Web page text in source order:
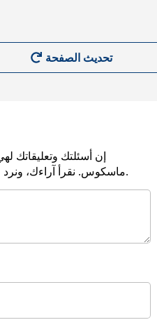
إن أسئلتك وتعليقاتك
ماسكوس. نقرأ آراءك، ونرد عليها، بناء على طلبكم في أسرع وقت ممكن.